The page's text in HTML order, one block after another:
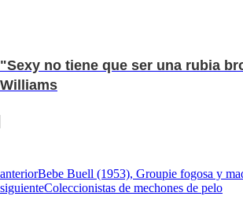
"Sexy no tiene que ser una rubia
Williams
anteriorBebe Buell (1953), Groupie fogosa y
siguienteColeccionistas de mechones de pelo